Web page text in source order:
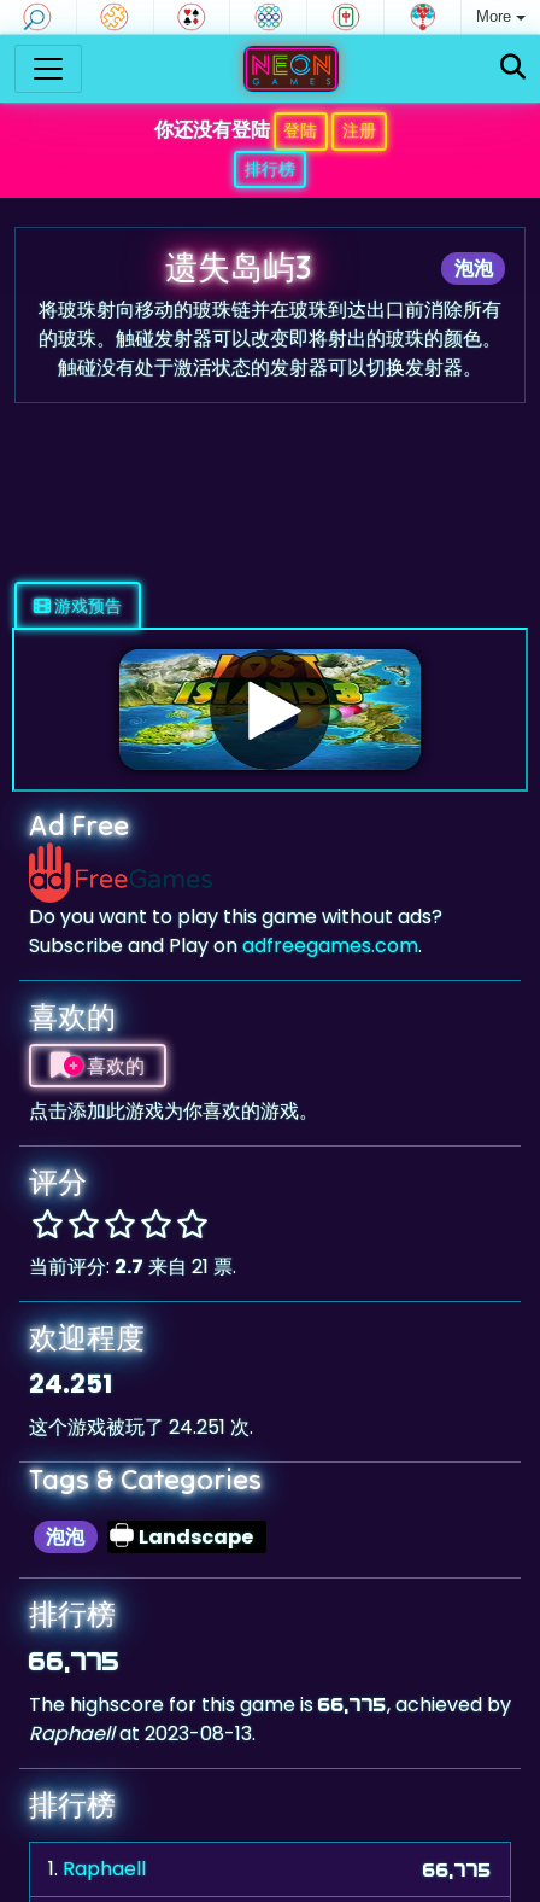
More
你还没有登陆 登陆
注册
排行榜
泡泡
遗失岛屿3
将玻珠射向移动的玻珠链并在玻珠到达出口前消除所有
的玻珠。触碰发射器可以改变即将射出的玻珠的颜色。
触碰没有处于激活状态的发射器可以切换发射器。
Ad Free
Do you want to play this game without ads?
Subscribe and Play on
喜欢的
喜欢的
点击添加此游戏为你喜欢的游戏。
评分
当前评分: 2.7 来自 21 票.
欢迎程度
24.251
这个游戏被玩了 24.251 次.
Tags & Categories
泡泡 Landscape
排行榜
66,775
The highscore for this game is
Raphaellat 2023-08-13.
排行榜
1.Raphaell
2.shooter 66,040